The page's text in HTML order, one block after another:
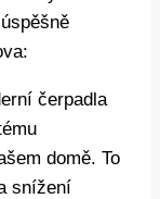
čerpadla
domě. To
snížení